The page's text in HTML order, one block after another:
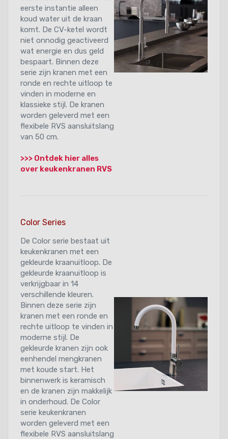
eerste instantie alleen
koud water uit de kraan
komt. De CV-ketel wordt
niet onnodig geactiveerd
wat energie en dus geld
bespaart. Binnen deze
serie zijn kranen met een
ronde en rechte uitloop te
vinden in moderne en
klassieke stijl. De kranen
worden geleverd met een
flexibele RVS aansluitslang
van 50 cm.
>>> Ontdek hier alles
over keukenkranen RVS
Color Series
De Color serie bestaat uit
keukenkranen met een
gekleurde kraanuitloop. De
gekleurde kraanuitloop is
verkrijgbaar in 14
verschillende kleuren.
Binnen deze serie zijn
kranen met een ronde en
rechte uitloop te vinden in
moderne stijl. De
gekleurde kranen zijn ook
eenhendel mengkranen
met koude start. Het
binnenwerk is keramisch
en de kranen zijn makkelijk
in onderhoud. De Color
serie keukenkranen
worden geleverd met een
flexibele RVS aansluitslang